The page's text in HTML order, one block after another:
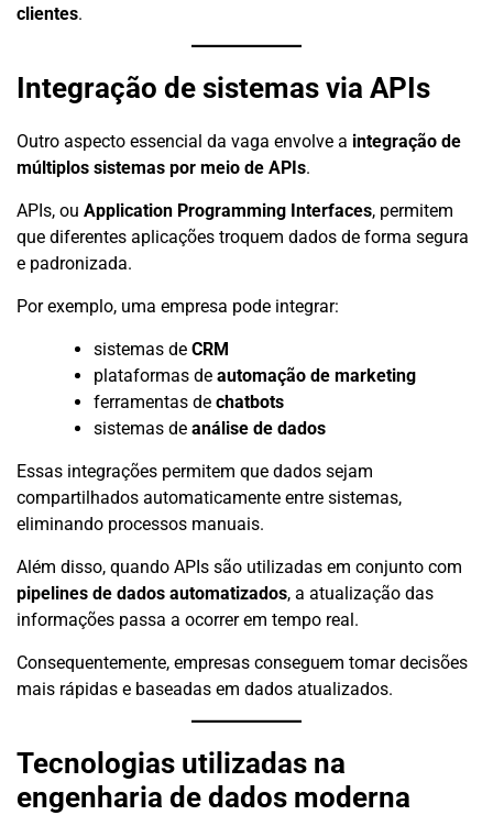
clientes.
Integração de sistemas via APIs
Outro aspecto essencial da vaga envolve a integração de
múltiplos sistemas por meio de APIs.
APIs, ou Application Programming Interfaces, permitem
que diferentes aplicações troquem dados de forma segura
e padronizada.
Por exemplo, uma empresa pode integrar:
sistemas de CRM
plataformas de automação de marketing
ferramentas de chatbots
sistemas de análise de dados
Essas integrações permitem que dados sejam
compartilhados automaticamente entre sistemas,
eliminando processos manuais.
Além disso, quando APIs são utilizadas em conjunto com
pipelines de dados automatizados, a atualização das
informações passa a ocorrer em tempo real.
Consequentemente, empresas conseguem tomar decisões
mais rápidas e baseadas em dados atualizados.
Tecnologias utilizadas na
engenharia de dados moderna